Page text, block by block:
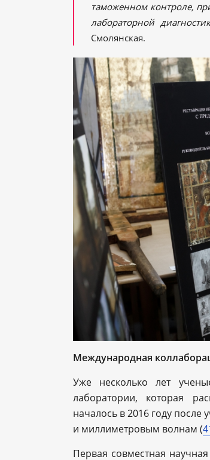
таможенном контроле,
лабораторной
Смолянская.
Международная
Уже несколько лет
лаборатории, которая
началось в 2016 году
и миллиметровым волнам (
Первая совместная